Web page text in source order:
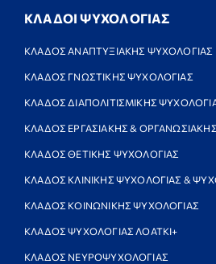
ΚΛΑΔΟΙ ΨΥΧΟΛΟΓΙΑΣ
ΚΛΑΔΟΣ ΑΝΑΠΤΥΞΙΑΚΗΣ ΨΥΧΟΛΟΓΙΑΣ
ΚΛΑΔΟΣ ΓΝΩΣΤΙΚΗΣ ΨΥΧΟΛΟΓΙΑΣ
ΚΛΑΔΟΣ ΔΙΑΠΟΛΙΤΙΣΜΙΚΗΣ
ΚΛΑΔΟΣ ΕΡΓΑΣΙΑΚΗΣ &
ΚΛΑΔΟΣ ΘΕΤΙΚΗΣ ΨΥΧΟΛΟΓΙΑΣ
ΚΛΑΔΟΣ ΚΛΙΝΙΚΗΣ ΨΥΧΟΛΟΓΙΑΣ &
ΚΛΑΔΟΣ ΚΟΙΝΩΝΙΚΗΣ ΨΥΧΟΛΟΓΙΑΣ
ΚΛΑΔΟΣ ΨΥΧΟΛΟΓΙΑΣ ΛΟΑΤΚΙ+
ΚΛΑΔΟΣ ΝΕΥΡΟΨΥΧΟΛΟΓΙΑΣ